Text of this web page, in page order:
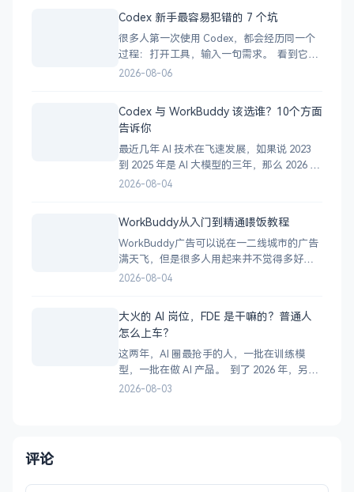
验收。 过去，想做一个网站或小工具，往往
要先学很久编程。 现在，你可
Codex 新手最容易犯错的 7 个坑
很多人第一次使用 Codex，都会经历同一个
过程：打开工具，输入一句需求。 看到它开
始疯狂修改文件，感觉自己马上就要做出一
问题出在哪里。 这不一定是 Codex 不够强，
很多时候，是你的使用方式有问题。
2026-08-06
Codex 与 WorkBuddy 该选谁？10个方面
告诉你
最近几年 AI 技术在飞速发展，如果说 2023
到 2025 年是 AI 大模型的三年，那么 2026 年
毫无疑问是 AI 智能体的一年。 许多人在学习
WorkBuddy，我到底该选哪一个？” 一、
2026-08-04
WorkBuddy从入门到精通喂饭教程
WorkBuddy广告可以说在一二线城市的广告
满天飞，但是很多人用起来并不觉得多好
用，甚至WorkBuddy使用量不到百分之五，
WorkBuddy到底能干什么？怎么用好
WorkBuddy。 第1章 WorkBu
2026-08-04
大火的 AI 岗位，FDE 是干嘛的？普通人
怎么上车？
这两年，AI 圈最抢手的人，一批在训练模
型，一批在做 AI 产品。 到了 2026 年，另一
个岗位突然冲了出来：FDE。 它的全称是
2026-08-03
评论